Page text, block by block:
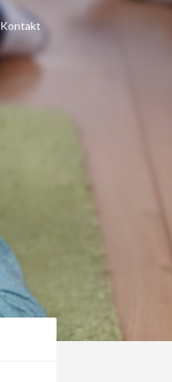
Kontakt